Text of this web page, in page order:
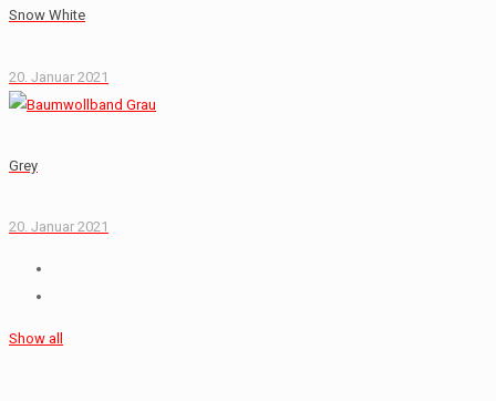
Snow White
20. Januar 2021
Grey
20. Januar 2021
Show all